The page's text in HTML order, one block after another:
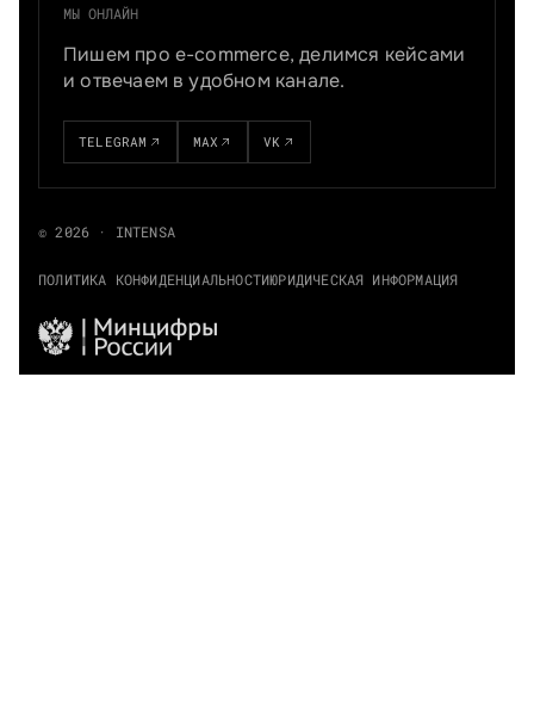
МЫ ОНЛАЙН
Пишем про e-commerce, делимся кейсами
и отвечаем в удобном канале.
TELEGRAM MAX VK
© 2026 · INTENSA
ПОЛИТИКА КОНФИДЕНЦИАЛЬНОСТИЮРИДИЧЕСКАЯ ИНФОРМАЦИЯ